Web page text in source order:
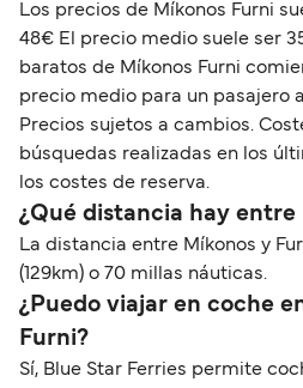
Los precios de Míkonos Furni
48€ El precio medio suele ser
baratos de Míkonos Furni
precio medio para un pasajero
Precios sujetos a cambios.
búsquedas realizadas en los
los costes de reserva.
¿Qué distancia hay entre
La distancia entre Míkonos y
(129km) o 70 millas náuticas.
¿Puedo viajar en coche
Furni?
Sí, Blue Star Ferries permite